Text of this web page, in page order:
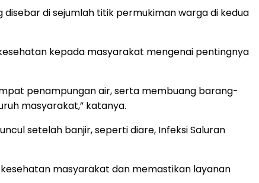
di sejumlah titik permukiman warga di kedua
kepada masyarakat mengenai pentingnya
penampungan air, serta membuang barang-
masyarakat,” katanya.
setelah banjir, seperti diare, Infeksi Saluran
masyarakat dan memastikan layanan